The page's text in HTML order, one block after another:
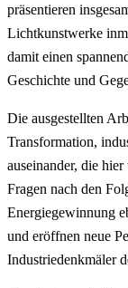
präsentieren
Lichtkunstwerke
damit einen
Geschichte und
Die ausgestellten
Transformation,
auseinander, die
Fragen nach den
Energiegewinnung
und eröffnen neue
Industriedenkmäler